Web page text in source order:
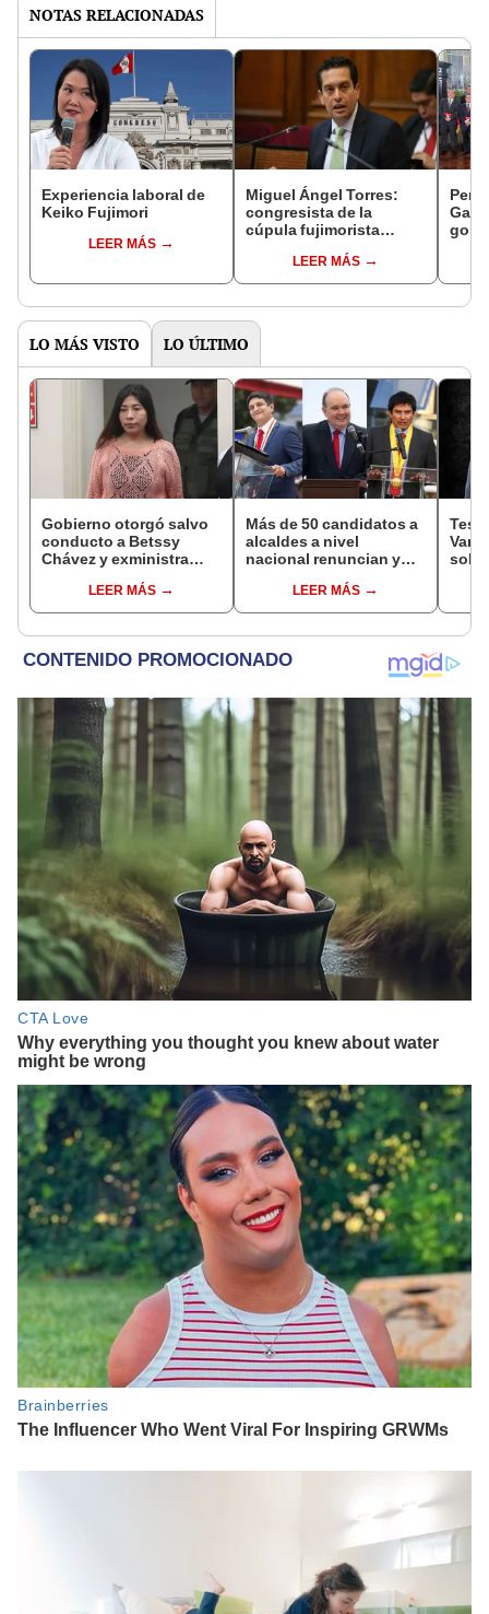
NOTAS RELACIONADAS
Experiencia laboral de
Keiko Fujimori
LEER MÁS
Miguel Ángel Torres:
congresista de la
cúpula fujimorista
del SenadoLEER MÁS
LO MÁS VISTO LO ÚLTIMO
Gobierno otorgó salvo
conducto a Betssy
Chávez y exministra
madrugadaLEER MÁS
Más de 50 candidatos a
alcaldes a nivel
nacional renuncian y
encubiertaLEER MÁS